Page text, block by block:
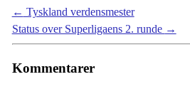
← Tyskland verdensmester
Status over Superligaens 2. runde →
Kommentarer